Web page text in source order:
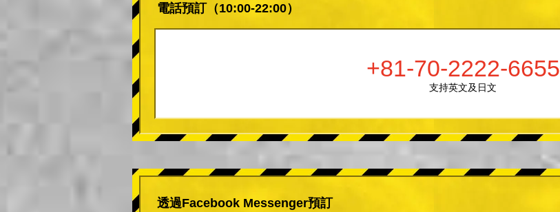
電話預訂（10:00-22:00）
+81-70-2222-6655
支持英文及日文
透過Facebook Messenger預訂